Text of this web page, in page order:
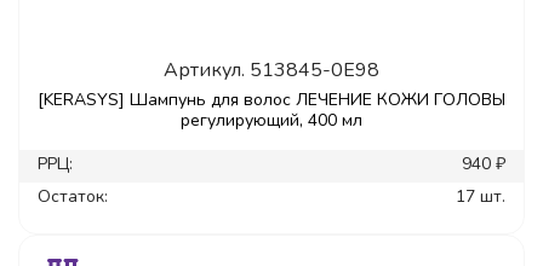
Артикул. 513845-0E98
[KERASYS] Шампунь для волос ЛЕЧЕНИЕ КОЖИ ГОЛОВЫ
регулирующий, 400 мл
РРЦ:
940 ₽
Остаток:
17 шт.